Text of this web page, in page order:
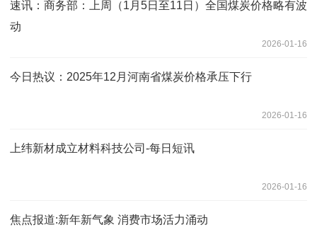
速讯：商务部：上周（1月5日至11日）全国煤炭价格略有波
动
2026-01-16
今日热议：2025年12月河南省煤炭价格承压下行
2026-01-16
上纬新材成立材料科技公司-每日短讯
2026-01-16
焦点报道:新年新气象 消费市场活力涌动